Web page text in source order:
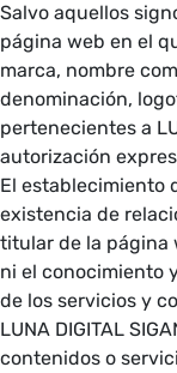
Salvo aquellos
página web en el
marca, nombre
denominación,
pertenecientes a
autorización
El establecimiento
existencia de
titular de la página
ni el conocimiento
de los servicios y
LUNA DIGITAL
contenidos o